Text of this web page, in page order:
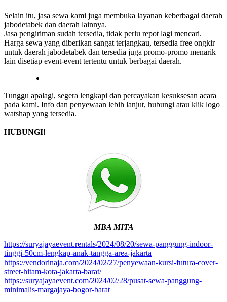
Selain itu, jasa sewa kami juga membuka layanan keberbagai daerah
jabodetabek dan daerah lainnya.
Jasa pengiriman sudah tersedia, tidak perlu repot lagi mencari.
Harga sewa yang diberikan sangat terjangkau, tersedia free ongkir
untuk daerah jabodetabek dan tersedia juga promo-promo menarik
lain disetiap event-event tertentu untuk berbagai daerah.
Tunggu apalagi, segera lengkapi dan percayakan kesuksesan acara
pada kami. Info dan penyewaan lebih lanjut, hubungi atau klik logo
watshap yang tersedia.
HUBUNGI!
MBA MITA
https://suryajayaevent.rentals/2024/08/20/sewa-panggung-indoor-
tinggi-50cm-lengkap-anak-tangga-area-jakarta
https://vendorinaja.com/2024/02/27/penyewaan-kursi-futura-cover-
street-hitam-kota-jakarta-barat/
https://suryajayaevent.com/2024/02/28/pusat-sewa-panggung-
minimalis-margajaya-bogor-barat